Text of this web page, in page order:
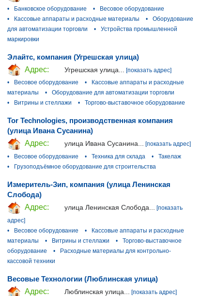
•
Банковское оборудование •
Весовое оборудование
•
Кассовые аппараты и расходные материалы •
Оборудование
для автоматизации торговли
•
Устройства промышленной
маркировки
Элайтс, компания (Угрешская улица)
Адрес:
Угрешская улица...
[показать адрес]
•
Весовое оборудование •
Кассовые аппараты и расходные
материалы
•
Оборудование для автоматизации торговли
•
Витрины и стеллажи • Торгово-выставочное оборудование
Tor Technologies, производственная компания
(улица Ивана Сусанина)
Адрес:
улица Ивана Сусанина... [показать адрес]
•
Весовое оборудование • Техника для склада •
Такелаж
•
Грузоподъёмное оборудование для строительства
Измеритель-Зип, компания (улица Ленинская
Слобода)
Адрес:
улица Ленинская Слобода...
[показать
адрес]
•
Весовое оборудование •
Кассовые аппараты и расходные
материалы
• Витрины и стеллажи •
Торгово-выставочное
оборудование
•
Расходные материалы для контрольно-
кассовой техники
Весовые Технологии (Люблинская улица)
Адрес:
Люблинская улица...
[показать адрес]